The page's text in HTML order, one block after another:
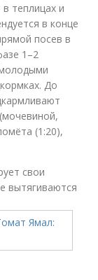
теплицах и
в конце
посев в
1–2
До
(1:20),
свои
вытягиваются